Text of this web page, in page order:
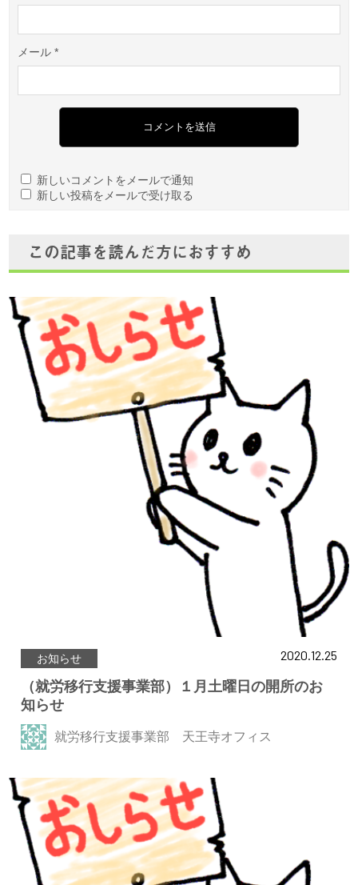
メール*
新しいコメントをメールで通知
新しい投稿をメールで受け取る
この記事を読んだ方におすすめ
お知らせ 2020.12.25
（就労移行支援事業部）１月土曜日の開所のお
知らせ
就労移行支援事業部 天王寺オフィス